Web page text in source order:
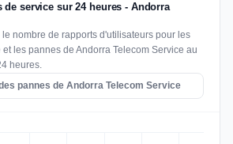
de service sur 24 heures - Andorra
nombre de rapports d'utilisateurs pour les
les pannes de Andorra Telecom Service au
heures.
pannes de Andorra Telecom Service